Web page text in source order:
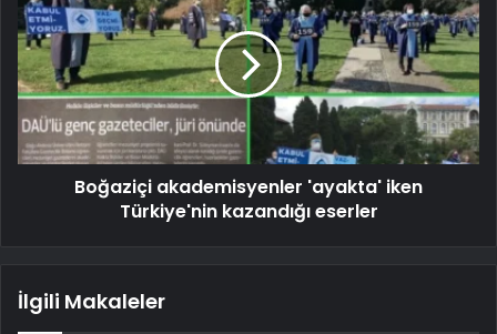
Boğaziçi akademisyenler 'ayakta' iken
Türkiye'nin kazandığı eserler
İlgili Makaleler